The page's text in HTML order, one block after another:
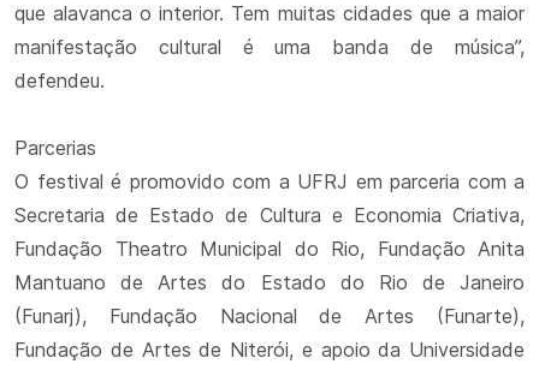
que alavanca o interior. Tem muitas cidades que a maior
manifestação cultural é uma banda de música”,
defendeu.
Parcerias
O festival é promovido com a UFRJ em parceria com a
Secretaria de Estado de Cultura e Economia Criativa,
Fundação Theatro Municipal do Rio, Fundação Anita
Mantuano de Artes do Estado do Rio de Janeiro
(Funarj), Fundação Nacional de Artes (Funarte),
Fundação de Artes de Niterói, e apoio da Universidade